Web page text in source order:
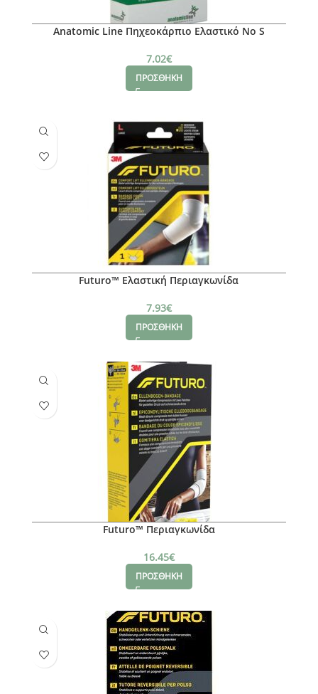
Anatomic Line Πηχεοκάρπιο Ελαστικό Νο S
7.02€
ΠΡΟΣΘΗΚΗ
Futuro™ Ελαστική Περιαγκωνίδα
7.93€
ΠΡΟΣΘΗΚΗ
Futuro™ Περιαγκωνίδα
16.45€
ΠΡΟΣΘΗΚΗ